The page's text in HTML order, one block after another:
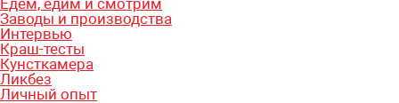
Заводы и производства
Интервью
Краш-тесты
Кунсткамера
Ликбез
Личный опыт